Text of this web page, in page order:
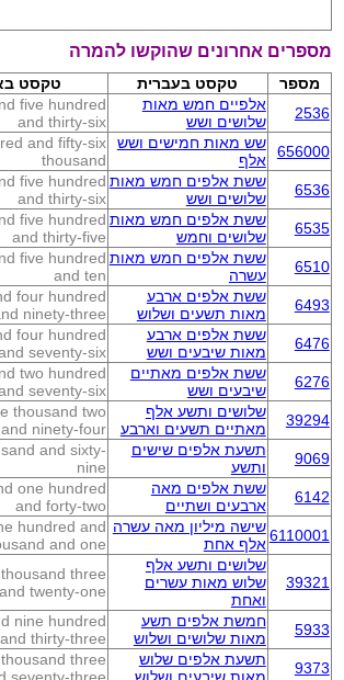
מספרים אחרונים שהוקשו להמרה
מספר טקסט בעברית טקסט
2536
אלפיים חמש מאות
שלושים ושש
five hundred
and thirty-six
656000
שש מאות חמישים ושש
אלף
and fifty-six
thousand
6536
ששת אלפים חמש מאות
שלושים ושש
five hundred
and thirty-six
6535
ששת אלפים חמש מאות
שלושים וחמש
five hundred
and thirty-five
6510
ששת אלפים חמש מאות
עשרה
five hundred
and ten
6493
ששת אלפים ארבע
מאות תשעים ושלוש
four hundred
ninety-three
6476
ששת אלפים ארבע
מאות שיבעים ושש
four hundred
seventy-six
6276
ששת אלפים מאתיים
שיבעים ושש
two hundred
seventy-six
39294
שלושים ותשע אלף
מאתיים תשעים וארבע
thousand two
ninety-four
9069
תשעת אלפים שישים
ותשע
and sixty-
nine
6142
ששת אלפים מאה
ארבעים ושתיים
one hundred
and forty-two
6110001 שישה מיליון מאה עשרה
אלף אחת
hundred and
and one
39321
שלושים ותשע אלף
שלוש מאות עשרים
ואחת
three
twenty-one
5933
חמשת אלפים תשע
מאות שלושים ושלוש
nine hundred
and thirty-three
9373
תשעת אלפים שלוש
three